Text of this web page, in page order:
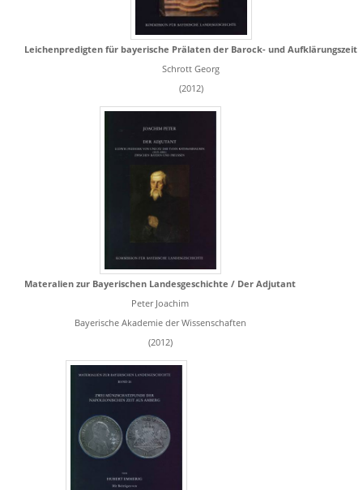
Leichenpredigten für bayerische Prälaten der Barock- und Aufklärungszeit
Schrott Georg
(2012)
Materalien zur Bayerischen Landesgeschichte / Der Adjutant
Peter Joachim
Bayerische Akademie der Wissenschaften
(2012)